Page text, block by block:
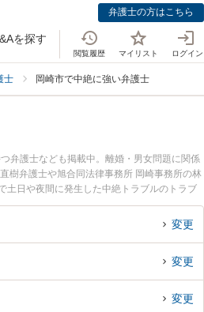
弁護士の方はこちら
を探す
閲覧履歴 マイリスト ログイン
士 岡崎市で中絶に強い弁護士
弁護士なども掲載中。離婚・男女問題に関係
樹弁護士や旭合同法律事務所 岡崎事務所の林
土日や夜間に発生した中絶トラブルのトラブ
ラブルを法律相談できる岡崎市内の弁護士に
変更
変更
変更